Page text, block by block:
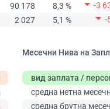
90 178 8,3 %
-3
2 027 5,1 % -
Месечни Нива на
вид заплата /
средна нетна
средна брутна